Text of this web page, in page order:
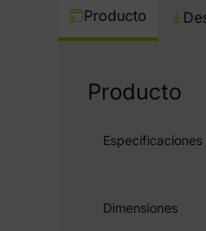
Producto
Producto
Especificaciones
Dimensiones